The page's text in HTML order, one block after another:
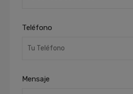
Teléfono
Mensaje